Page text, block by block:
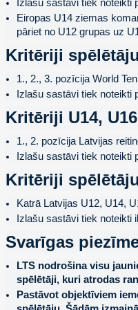
Izlašu sastāvi tiek noteikti
Eiropas U14 ziemas
pāriet no U12 grupas uz
Kritēriji
1., 2., 3. pozīcija World
Izlašu sastāvi tiek noteikti
Kritēriji U14,
1., 2. pozīcija Latvijas
Izlašu sastāvi tiek noteikti
Kritēriji
Katrā Latvijas U12, U14,
Izlašu sastāvi tiek noteikti
Svarīgas
LTS nodrošina visu
spēlētāji, kuri atrodas
Pastāvot objektīviem